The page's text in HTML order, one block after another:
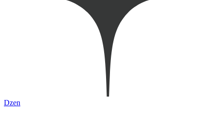
Dzen